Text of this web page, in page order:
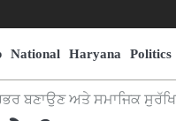
National Haryana Politics
ਬਣਾਉਣ ਅਤੇ ਸਮਾਜਿਕ